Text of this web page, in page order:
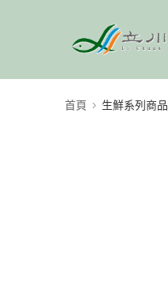
首頁 生鮮系列商品